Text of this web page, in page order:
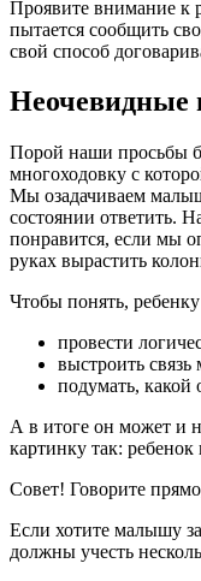
Проявите внимание к
пытается сообщить
свой способ
Неочевидные
Порой наши просьбы
многоходовку с
Мы озадачиваем
состоянии ответить.
понравится, если мы
руках вырастить
Чтобы понять,
провести
выстроить
подумать, какой
А в итоге он может и
картинку так: ребенок
Совет! Говорите
Если хотите малышу
должны учесть